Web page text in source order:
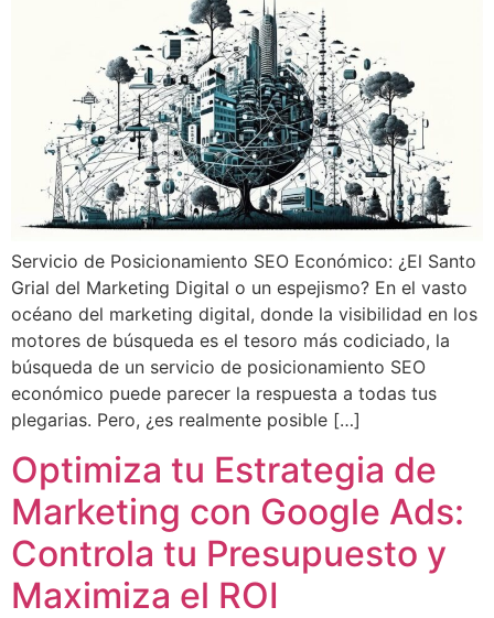
Servicio de Posicionamiento SEO Económico: ¿El Santo
Grial del Marketing Digital o un espejismo? En el vasto
océano del marketing digital, donde la visibilidad en los
motores de búsqueda es el tesoro más codiciado, la
búsqueda de un servicio de posicionamiento SEO
económico puede parecer la respuesta a todas tus
plegarias. Pero, ¿es realmente posible […]
Optimiza tu Estrategia de
Marketing con Google Ads:
Controla tu Presupuesto y
Maximiza el ROI